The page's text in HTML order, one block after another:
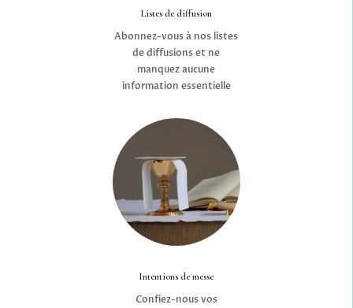
Listes de diffusion
Abonnez-vous à nos listes
de diffusions et ne
manquez aucune
information essentielle
Intentions de messe
Confiez-nous vos